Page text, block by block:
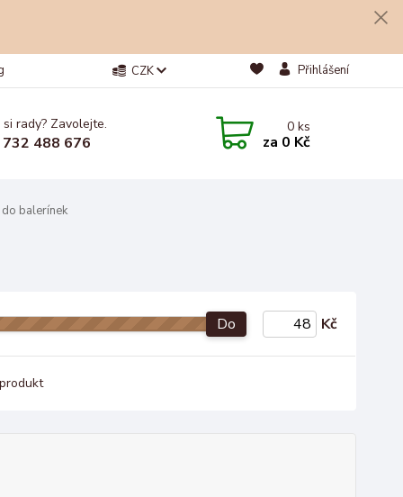
CZK Přihlášení
rady? Zavolejte.
488 676
0ks
za 0 Kč
balerínek
Do Kč